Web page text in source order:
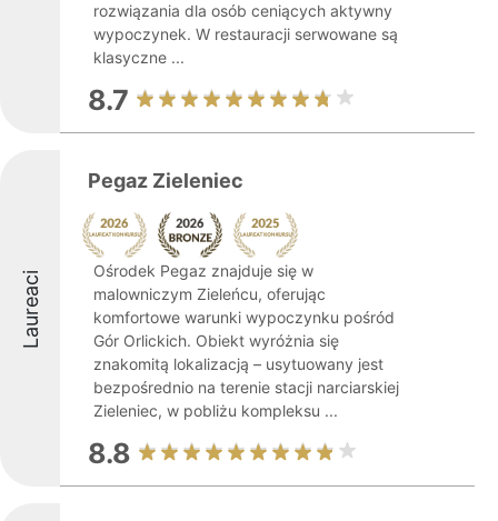
rozwiązania dla osób ceniących aktywny
wypoczynek. W restauracji serwowane są
klasyczne ...
8.7
Laureaci
Pegaz Zieleniec
Ośrodek Pegaz znajduje się w
malowniczym Zieleńcu, oferując
komfortowe warunki wypoczynku pośród
Gór Orlickich. Obiekt wyróżnia się
znakomitą lokalizacją – usytuowany jest
bezpośrednio na terenie stacji narciarskiej
Zieleniec, w pobliżu kompleksu ...
8.8